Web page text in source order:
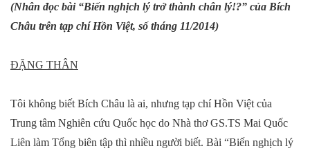
(Nhân đọc bài “Biến nghịch lý trở thành chân lý!?” của Bích
Châu trên tạp chí Hồn Việt, số tháng 11/2014)
ĐẶNG THÂN
Tôi không biết Bích Châu là ai, nhưng tạp chí Hồn Việt của
Trung tâm Nghiên cứu Quốc học do Nhà thơ GS.TS Mai Quốc
Liên làm Tổng biên tập thì nhiều người biết. Bài “Biến nghịch lý